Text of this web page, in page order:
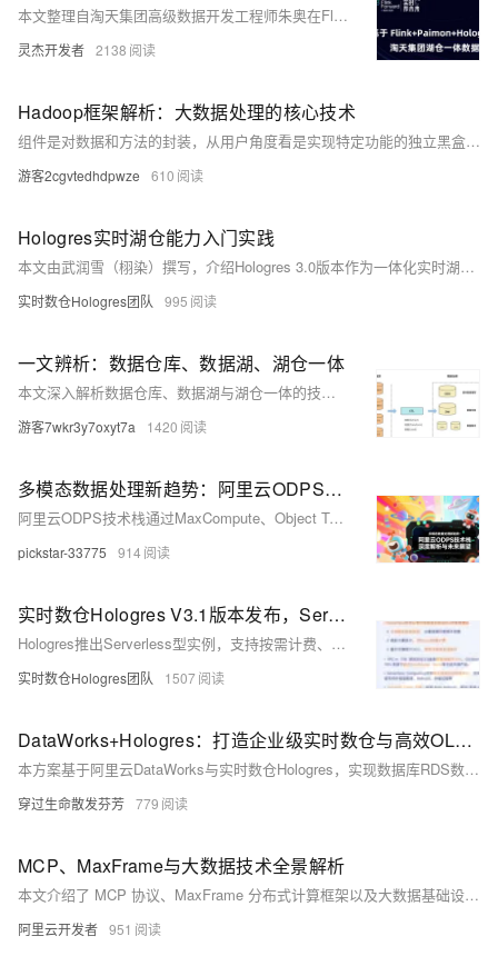
本文整理自淘天集团高级数据开发工程师朱奥在Flink Forward Asia 2024的分享，围绕实时数仓优化展开。内容涵盖项目背景、核心策略、解决方案、项目价值及未来计划五部分。通过引入Paimon和Hologres技术，解决当前流批存储不统一、实时数据可见性差等痛点，实现流批一体存储与高效近实时数据加工。项目显著提升了数据时效性和开发运维效率，降低了使用门槛与成本，并规划未来在集团内推广湖仓一体架构，探索更多技术创新场景。
灵杰开发者 2138
Hadoop框架解析：大数据处理的核心技术
组件是对数据和方法的封装，从用户角度看是实现特定功能的独立黑盒子，能够有效完成任务。组件，也常被称作封装体，是对数据和方法的简洁封装形式。从用户的角度来看，它就像是一个实现了特定功能的黑盒子，具备输入和输出接口，能够独立完成某些任务。
游客2cgvtedhdpwze 610
Hologres实时湖仓能力入门实践
本文由武润雪（栩染）撰写，介绍Hologres 3.0版本作为一体化实时湖仓平台的升级特性。其核心能力包括湖仓存储一体、多模式计算一体、分析服务一体及Data+AI一体，极大提升数据开发效率。文章详细解析了两种湖仓架构：MaxCompute + Hologres实现离线实时一体化，以及Hologres + DLF + OSS构建开放湖仓架构，并深入探讨元数据抽象、权限互通等重点功能，同时提供具体使用说明与Demo演示。
实时数仓Hologres团队 995
一文辨析：数据仓库、数据湖、湖仓一体
本文深入解析数据仓库、数据湖与湖仓一体的技术原理与适用场景。数据仓库结构严谨、查询高效，适合处理结构化数据；数据湖灵活开放，支持多模态数据，但治理难度高；湖仓一体融合两者优势，实现低成本存储与高效分析，适合大规模数据场景。文章结合企业实际需求，探讨如何选择合适的数据架构，并提供湖仓一体的落地迁移策略，助力企业提升数据价值。
游客7wkr3y7oxyt7a 1420
多模态数据处理新趋势：阿里云ODPS技术栈深度解析与未来展望
阿里云ODPS技术栈通过MaxCompute、Object Table与MaxFrame等核心组件，实现了多模态数据的高效处理与智能分析。该架构支持结构化与非结构化数据的统一管理，并深度融合AI能力，显著降低了分布式计算门槛，推动企业数字化转型。未来，其在智慧城市、数字医疗、智能制造等领域具有广泛应用前景。
pickstar-33775 914
实时数仓Hologres V3.1版本发布，Serverless型实例从零开始构建OLAP系统
Hologres推出Serverless型实例，支持按需计费、无需独享资源，适合新业务探索分析。高性能查询内表及MaxCompute/OSS外表，弹性扩展至512CU，性能媲美主流开源产品。新增Dynamic Table升级、直读架构优化及ChatBI解决方案，助力高效数据分析。
实时数仓Hologres团队 1507
DataWorks+Hologres：打造企业级实时数仓与高效OLAP分析平台
本方案基于阿里云DataWorks与实时数仓Hologres，实现数据库RDS数据实时同步至Hologres，并通过Hologres高性能OLAP分析能力，完成一站式实时数据分析。DataWorks提供全链路数据集成与治理，Hologres支持实时写入与极速查询，二者深度融合构建离在线一体化数仓，助力企业加速数字化升级。
穿过生命散发芬芳 779
MCP、MaxFrame与大数据技术全景解析
本文介绍了 MCP 协议、MaxFrame 分布式计算框架以及大数据基础设施建设的相关内容。MCP（Model Context Protocol）是一种开源协议，旨在解决 AI 大模型与外部数据源及工具的集成问题，被比喻为大模型的“USB 接口”，通过统一交互方式降低开发复杂度。其核心架构包括 Client、Server、Tool 和 Schema 四个关键概念，并在百炼平台中得到实践应用。MaxFrame 是基于 Python 的高性能分布式计算引擎，支持多模态数据处理与 AI 集成，结合 MaxCompute 提供端到端的数据处理能力。
阿里云开发者 951